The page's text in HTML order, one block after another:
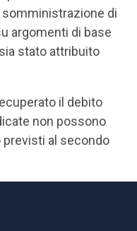
di
argomenti di base
stato attribuito
il debito
non possono
al secondo